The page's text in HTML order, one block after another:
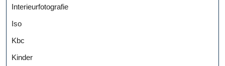
Interieurfotografie
Iso
Kbc
Kinder